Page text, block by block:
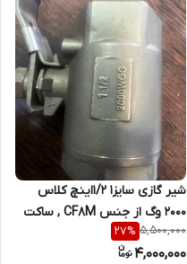
شیر گازی سایز1 1/2اینچ کلاس
2000 وگ از جنس CF8M , ساکت
ولد
5,500,000
27%
4,000,000